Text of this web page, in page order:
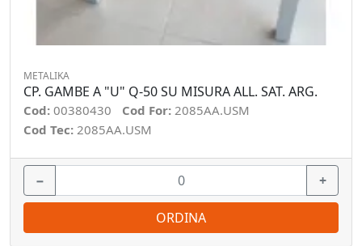
METALIKA
CP. GAMBE A "U" Q-50 SU MISURA ALL. SAT. ARG.
Cod: 00380430 Cod For: 2085AA.USM
Cod Tec: 2085AA.USM
− +
ORDINA